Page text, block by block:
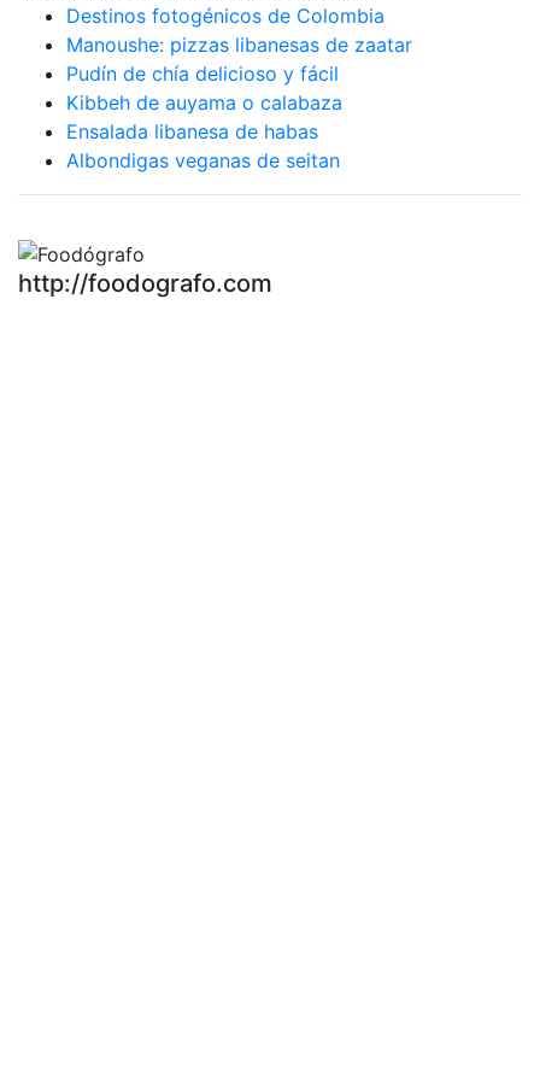
Destinos fotogénicos de Colombia
Manoushe: pizzas libanesas de zaatar
Pudín de chía delicioso y fácil
Kibbeh de auyama o calabaza
Ensalada libanesa de habas
Albondigas veganas de seitan
http://foodografo.com